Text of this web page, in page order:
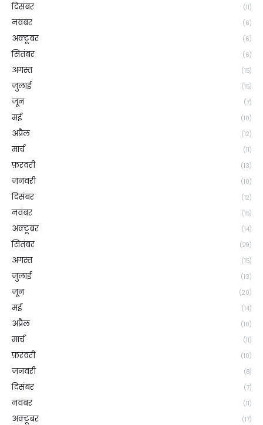
दिसंबर (11)
नवंबर (6)
अक्टूबर (6)
सितंबर (6)
अगस्त (15)
जुलाई (15)
जून (7)
मई (10)
अप्रैल (12)
मार्च (11)
फ़रवरी (13)
जनवरी (10)
दिसंबर (12)
नवंबर (15)
अक्टूबर (14)
सितंबर (29)
अगस्त (15)
जुलाई (13)
जून (20)
मई (14)
अप्रैल (10)
मार्च (11)
फ़रवरी (10)
जनवरी (8)
दिसंबर (7)
नवंबर (11)
अक्टूबर (17)